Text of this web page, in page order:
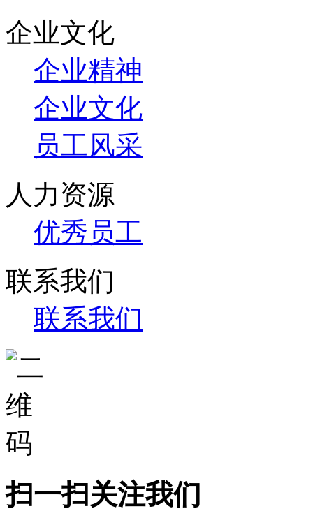
企业文化
企业精神
企业文化
员工风采
人力资源
优秀员工
联系我们
联系我们
扫一扫关注我们